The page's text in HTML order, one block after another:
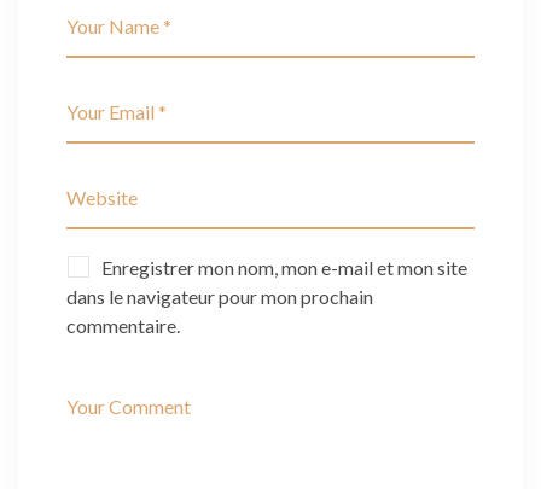
Enregistrer mon nom, mon e-mail et mon site
dans le navigateur pour mon prochain
commentaire.